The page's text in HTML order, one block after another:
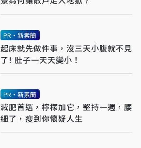
PR・新素簡
起床就先做件事，沒三天小腹就不見
了! 肚子一天天變小！
PR・新素簡
減肥首選，檸檬加它，堅持一週，腰
細了，瘦到你懷疑人生